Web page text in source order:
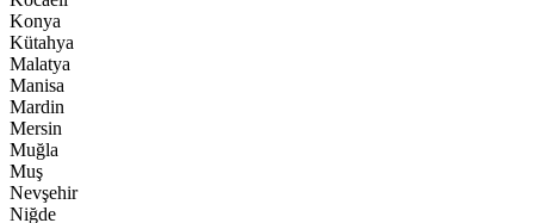
Konya
Kütahya
Malatya
Manisa
Mardin
Mersin
Muğla
Muş
Nevşehir
Niğde